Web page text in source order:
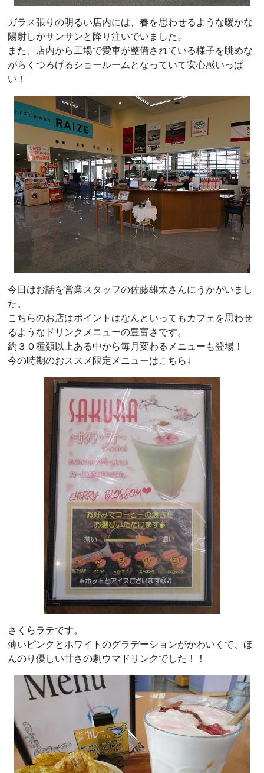
ガラス張りの明るい店内には、春を思わせるような暖かな
陽射しがサンサンと降り注いでいました。
また、店内から工場で愛車が整備されている様子を眺めな
がらくつろげるショールームとなっていて安心感いっぱ
い！
今日はお話を営業スタッフの佐藤雄太さんにうかがいまし
た。
こちらのお店はポイントはなんといってもカフェを思わせ
るようなドリンクメニューの豊富さです。
約３０種類以上ある中から毎月変わるメニューも登場！
今の時期のおススメ限定メニューはこちら↓
さくらラテです。
薄いピンクとホワイトのグラデーションがかわいくて、ほ
んのり優しい甘さの劇ウマドリンクでした！！